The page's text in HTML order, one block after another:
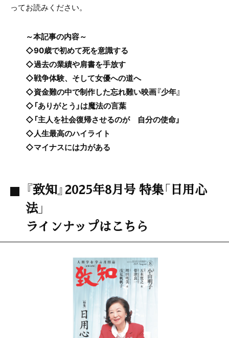
ってお読みください。
～本記事の内容～
◇90歳で初めて死を意識する
◇過去の業績や肩書を手放す
◇戦争体験、そして女優への道へ
◇資金難の中で制作した忘れ難い映画『少年』
◇「ありがとう」は魔法の言葉
◇「主人を社会復帰させるのが 自分の使命」
◇人生最高のハイライト
◇マイナスには力がある
『致知』2025年8月号 特集「日用心
法」
ラインナップはこちら